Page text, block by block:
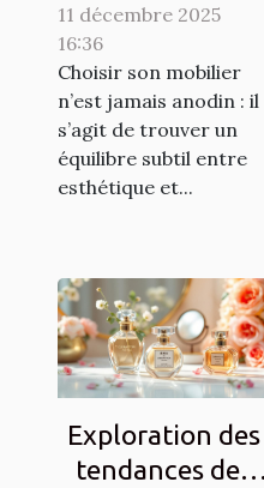
pour allier
esthétique et
durabilité?
11 décembre 2025
16:36
Choisir son mobilier
n’est jamais anodin : il
s’agit de trouver un
équilibre subtil entre
esthétique et...
Exploration des
tendances des